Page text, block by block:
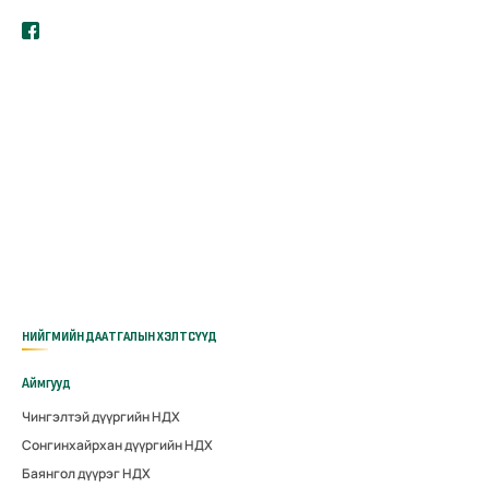
НИЙГМИЙН ДААТГАЛЫН ХЭЛТСҮҮД
Аймгууд
Чингэлтэй дүүргийн НДХ
Сонгинхайрхан дүүргийн НДХ
Баянгол дүүрэг НДХ